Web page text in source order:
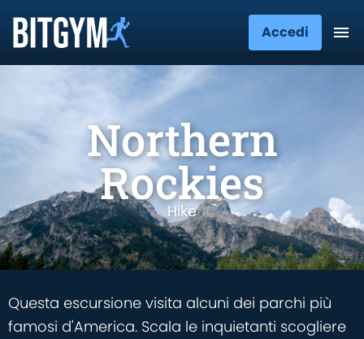
Accedi
Northern
Rockies
Hike
Questa escursione visita alcuni dei parchi più
famosi d'America. Scala le inquietanti scogliere